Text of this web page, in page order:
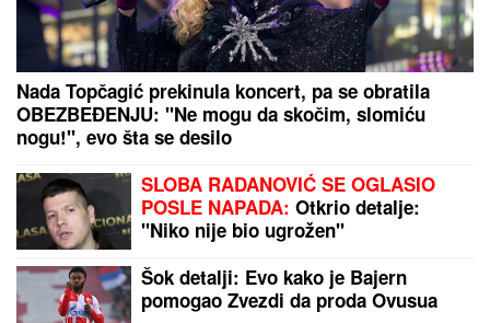
OVIH SEDAM FRAZAnajčešće koriste ljudi sa
NISKOM emotivnom inteligencijom: Empatija im je
RAVNA NULI, a na uspešne međuljudske odnose
mogu da zaborave